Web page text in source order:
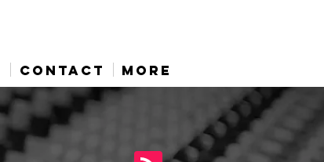
CONTACT More